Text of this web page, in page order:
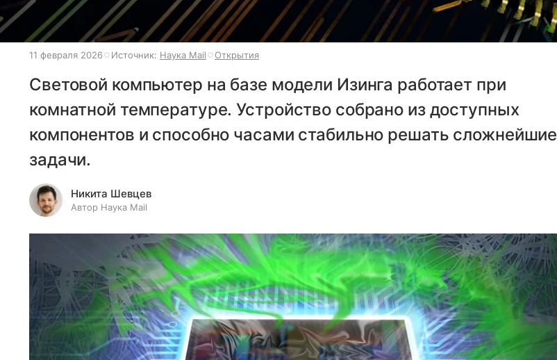
11 февраля 2026 Источник: Наука Mail Открытия
Световой компьютер на базе модели Изинга работает при
комнатной температуре. Устройство собрано из доступных
компонентов и способно часами стабильно решать сложнейшие
задачи.
Никита Шевцев
Автор Наука Mail